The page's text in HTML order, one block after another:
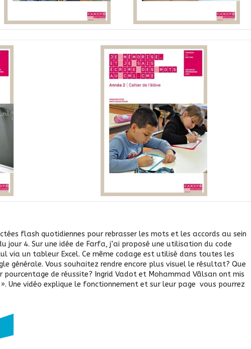
flash quotidiennes pour rebrasser les mots et les accords au sein
jour 4. Sur une idée de Farfa, j’ai proposé une utilisation du code
via un tableur Excel. Ce même codage est utilisé dans toutes les
générale. Vous souhaitez rendre encore plus visuel le résultat? Que
de réussite? Ingrid Vadot et Mohammad Vâlsan ont mis
. Une vidéo explique le fonctionnement et sur leur page vous pourrez